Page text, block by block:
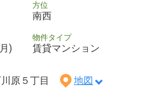
方位
南西
)
物件タイプ
賃貸マンション
川原５丁目 地図